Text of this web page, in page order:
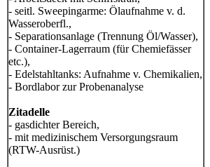
- seitl. Sweepingarme: Ölaufnahme v. d.
Wasseroberfl.,
- Separationsanlage (Trennung Öl/Wasser),
- Container-Lagerraum (für Chemiefässer
etc.),
- Edelstahltanks: Aufnahme v. Chemikalien,
- Bordlabor zur Probenanalyse
Zitadelle
- gasdichter Bereich,
- mit medizinischem Versorgungsraum
(RTW-Ausrüst.)